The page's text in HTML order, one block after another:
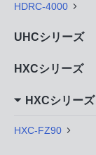
HDRC-4000
UHCシリーズ
HXCシリーズ
HXCシリーズ
HXC-FZ90